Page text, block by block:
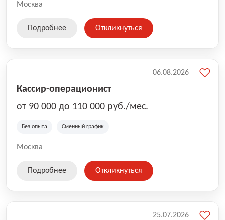
Москва
Подробнее Откликнуться
Кассир-операционист
от 90 000 до 110 000 руб./мес.
Без опыта Сменный график
Москва
06.08.2026
Подробнее Откликнуться
25.07.2026